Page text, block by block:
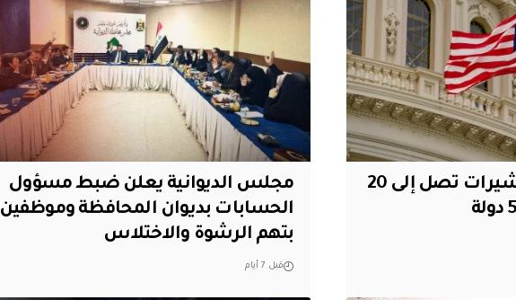
أميركا تقر سندات تأشيرات تصل إلى 20
مجلس الديوانية يعلن ضبط مسؤول
الحسابات بديوان المحافظة وموظفين
بتهم الرشوة والاختلاس
قبل 7 أيام